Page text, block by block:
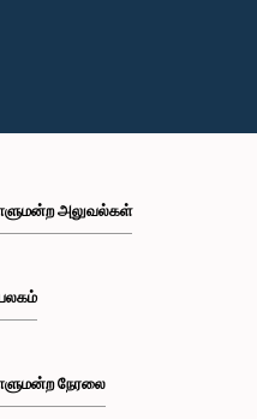
அலுவல்கள்
நேரலை